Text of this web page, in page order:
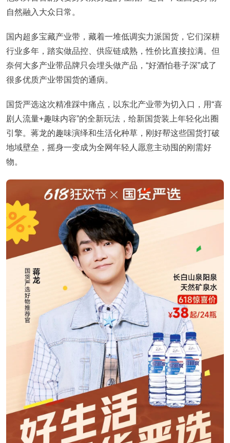
自然融入大众日常。
国内超多宝藏产业带，藏着一堆低调实力派国货，它们深耕
行业多年，踏实做品控、供应链成熟，性价比直接拉满。但
奈何大多产业带品牌只会埋头做产品，“好酒怕巷子深”成了
很多优质产业带国货的通病。
国货严选这次精准踩中痛点，以东北产业带为切入口，用“喜
剧人流量+趣味内容”的全新玩法，给新国货装上年轻化出圈
引擎。蒋龙的趣味演绎和生活化种草，刚好帮这些国货打破
地域壁垒，摇身一变成为全网年轻人愿意主动囤的刚需好
物。